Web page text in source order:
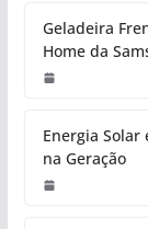
Geladeira
Home da
Energia
na Geração